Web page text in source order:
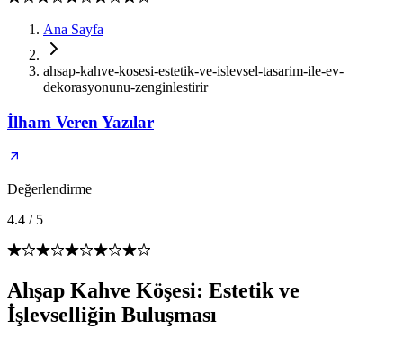
Ana Sayfa
ahsap-kahve-kosesi-estetik-ve-islevsel-tasarim-ile-ev-
dekorasyonunu-zenginlestirir
İlham Veren Yazılar
Değerlendirme
4.4 / 5
Ahşap Kahve Köşesi: Estetik ve
İşlevselliğin Buluşması